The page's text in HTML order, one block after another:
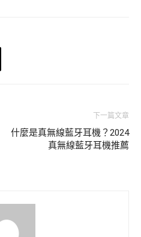
下一篇文章
什麼是真無線藍牙耳機？2024
真無線藍牙耳機推薦